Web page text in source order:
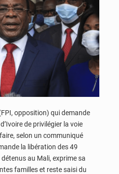
opposition) qui demande
de privilégier la voie
selon un communiqué
la libération des 49
au Mali, exprime sa
familles et reste saisi du